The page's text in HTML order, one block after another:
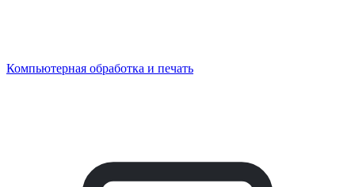
Компьютерная обработка и печать